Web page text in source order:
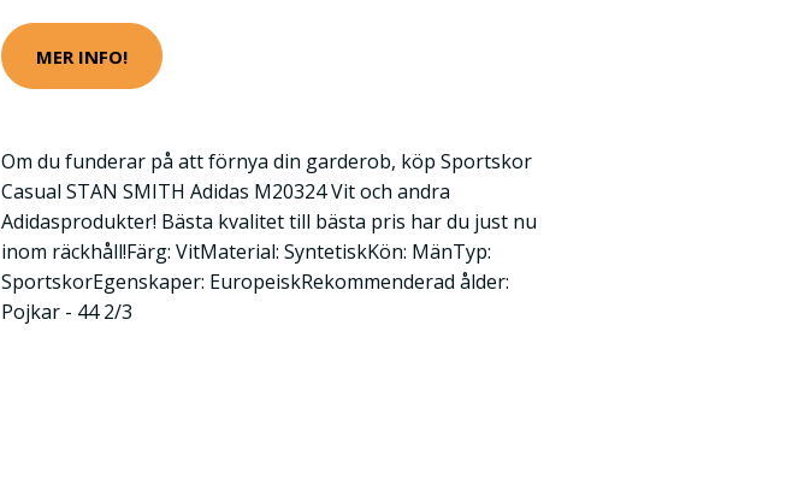
MER INFO!
Om du funderar på att förnya din garderob, köp Sportskor
Casual STAN SMITH Adidas M20324 Vit och andra
Adidasprodukter! Bästa kvalitet till bästa pris har du just nu
inom räckhåll!Färg: VitMaterial: SyntetiskKön: MänTyp:
SportskorEgenskaper: EuropeiskRekommenderad ålder:
Pojkar - 44 2/3